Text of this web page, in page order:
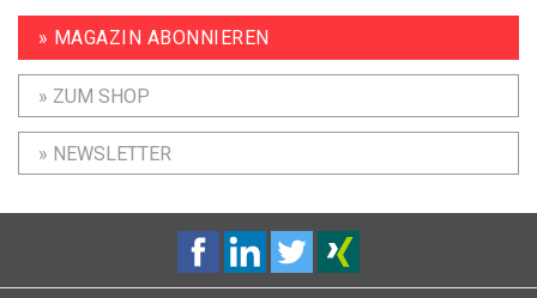
» MAGAZIN ABONNIEREN
» ZUM SHOP
» NEWSLETTER